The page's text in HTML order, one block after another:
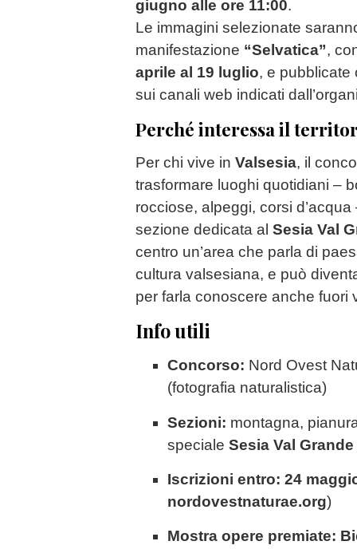
giugno alle ore 11:00.
Le immagini selezionate
manifestazione “Selvatica”,
aprile al 19 luglio, e pubblicate
sui canali web indicati
Perché interessa il
Per chi vive in Valsesia, il
trasformare luoghi quotidiani –
rocciose, alpeggi, corsi
sezione dedicata al Sesia Val
centro un’area che parla di
cultura valsesiana, e può
per farla conoscere anche fuori
Info utili
Concorso: Nord Ovest
(fotografia naturalistica)
Sezioni: montagna,
speciale Sesia Val
Iscrizioni entro: 24
nordovestnaturae.org)
Mostra opere premiate: